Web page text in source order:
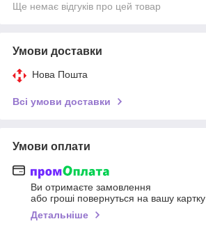
Ще немає відгуків про цей товар
Умови доставки
Нова Пошта
Всі умови доставки
Умови оплати
Ви отримаєте замовлення
або гроші повернуться на вашу картку
Детальніше